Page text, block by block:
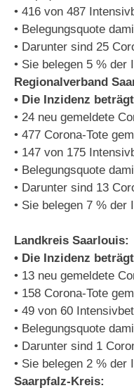
• 416 von 487
• Belegungsquote
• Darunter sind 25
• Sie belegen 5 % der
Regionalverband
• Die Inzidenz
• 24 neu gemeldete
• 477 Corona-Tote
• 147 von 175
• Belegungsquote
• Darunter sind 13
• Sie belegen 7 % der
Landkreis Saarlouis:
• Die Inzidenz
• 13 neu gemeldete
• 158 Corona-Tote
• 49 von 60
• Belegungsquote
• Darunter sind 1
• Sie belegen 2 % der
Saarpfalz-Kreis: